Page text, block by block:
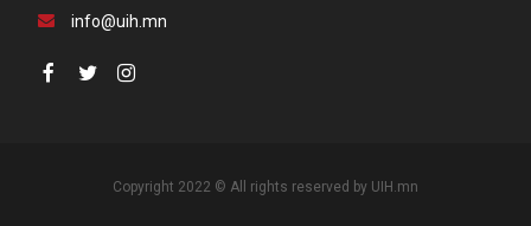
info@uih.mn
Copyright 2022 © All rights reserved by UIH.mn